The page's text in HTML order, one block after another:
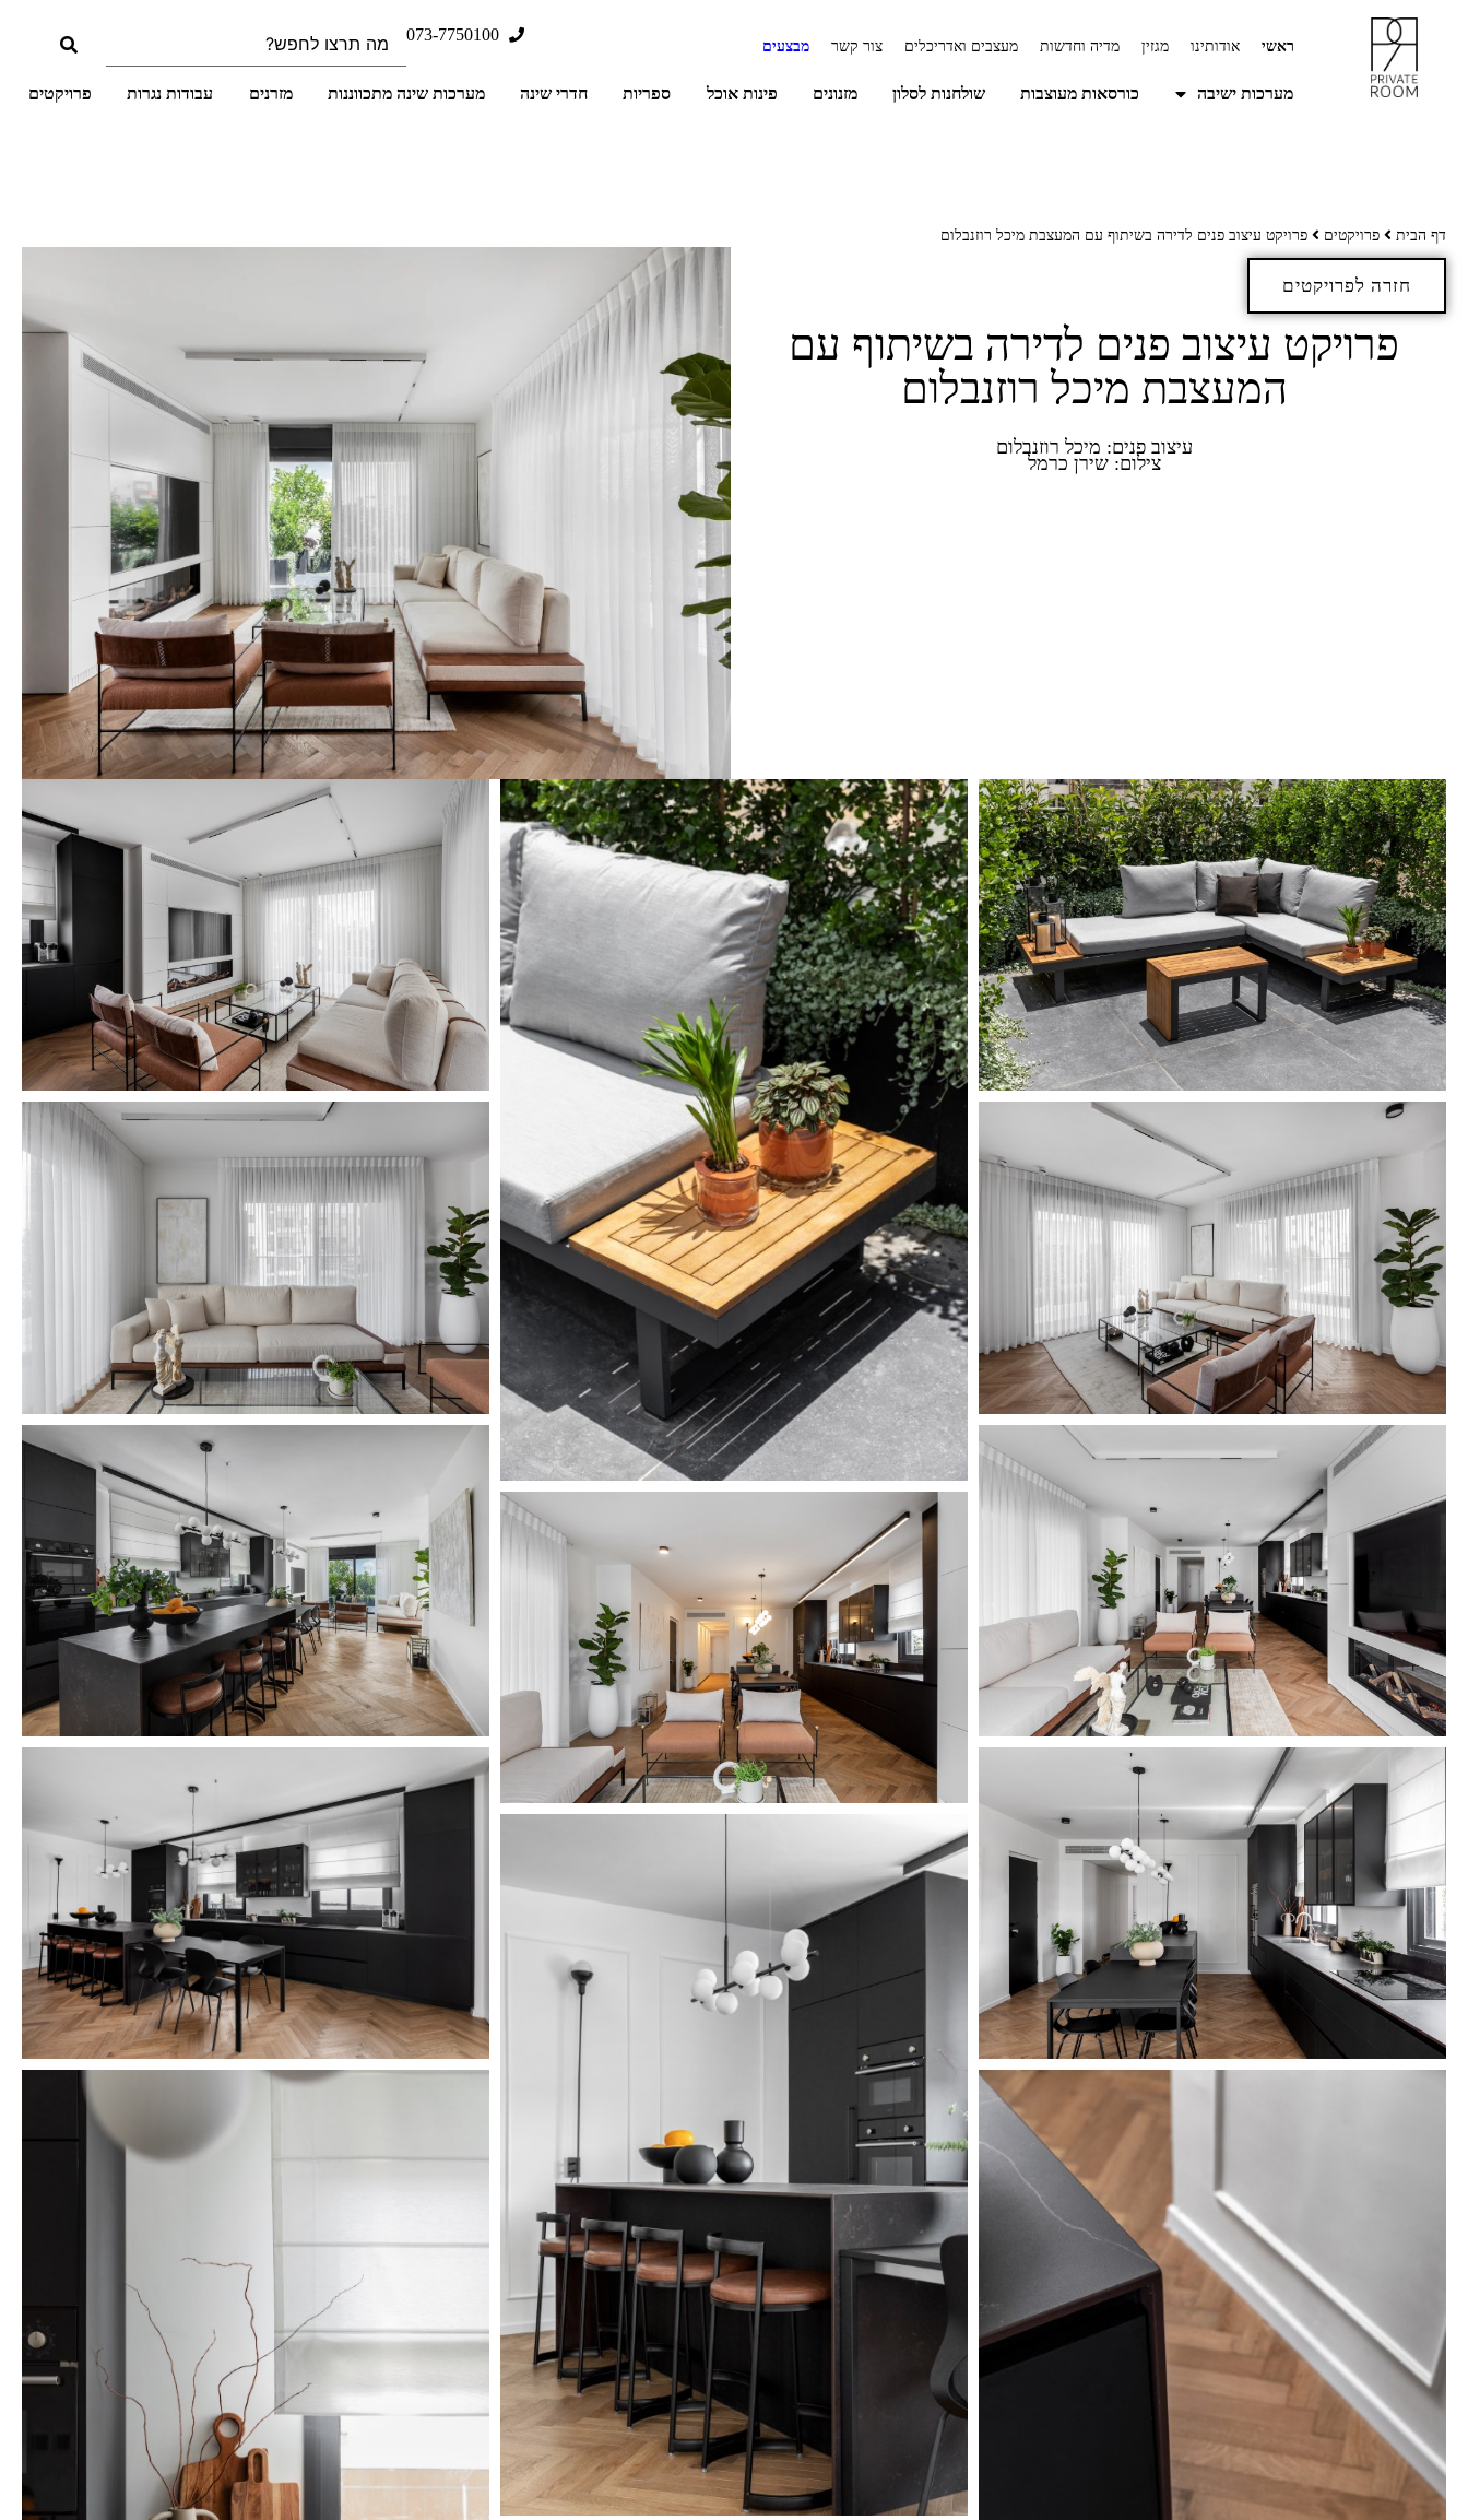
ראשי אודותינו מגזין מדיה וחדשות מעצבים ואדריכלים צור קשר מבצעים
073-7750100
מערכות ישיבה כורסאות מעוצבות שולחנות לסלון מזנונים פינות אוכל ספריות חדרי שינה מערכות שינה מתכווננות מזרנים עבודות נגרות פרויקטים
דף הבית פרויקטים פרויקט עיצוב פנים לדירה בשיתוף עם המעצבת מיכל רוזנבלום
חזרה לפרויקטים
פרויקט עיצוב פנים לדירה בשיתוף עם
המעצבת מיכל רוזנבלום
עיצוב פנים: מיכל רוזנבלום
צילום: שירן כרמל